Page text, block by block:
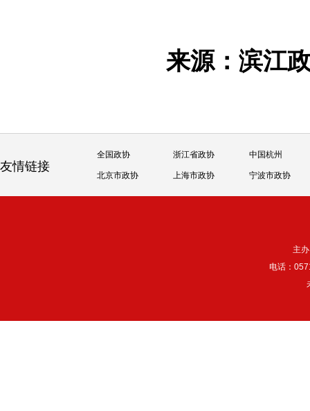
来源：滨
友情链接
全国政协 浙江省政协 中国杭州
北京市政协 上海市政协 宁波市政协
主
电话：